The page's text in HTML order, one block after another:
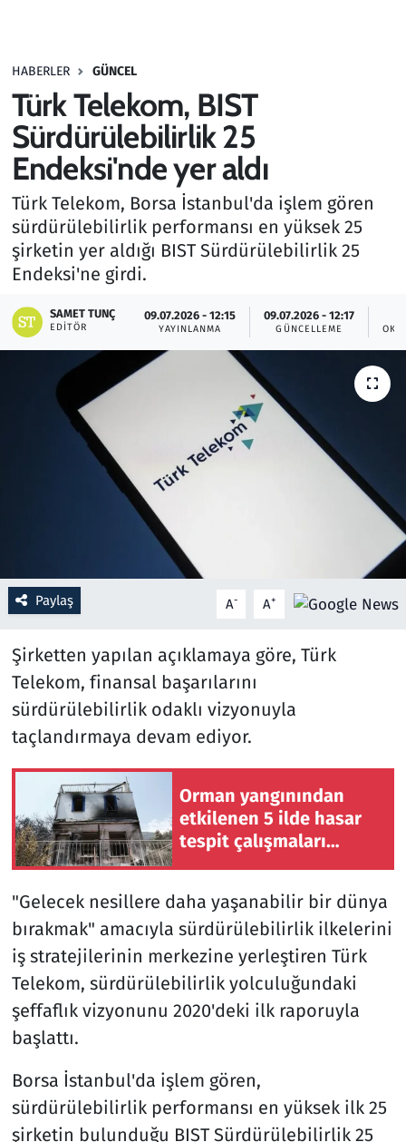
HABERLER GÜNCEL
Türk Telekom, BIST
Sürdürülebilirlik 25
Endeksi'nde yer aldı
Türk Telekom, Borsa İstanbul'da işlem gören
sürdürülebilirlik performansı en yüksek 25
şirketin yer aldığı BIST Sürdürülebilirlik 25
Endeksi'ne girdi.
SAMET TUNÇ
EDITÖR
09.07.2026 - 12:15
YAYINLANMA
09.07.2026 - 12:17
GÜNCELLEME
Paylaş A- A+
Şirketten yapılan açıklamaya göre, Türk
Telekom, finansal başarılarını
sürdürülebilirlik odaklı vizyonuyla
taçlandırmaya devam ediyor.
Orman yangınından
etkilenen 5 ilde hasar
tespit çalışmaları
"Gelecek nesillere daha yaşanabilir bir dünya
bırakmak" amacıyla sürdürülebilirlik ilkelerini
iş stratejilerinin merkezine yerleştiren Türk
Telekom, sürdürülebilirlik yolculuğundaki
şeffaflık vizyonunu 2020'deki ilk raporuyla
başlattı.
Borsa İstanbul'da işlem gören,
sürdürülebilirlik performansı en yüksek ilk 25
şirketin bulunduğu BIST Sürdürülebilirlik 25
Haber
Kültür Sanat
Kurumsal Haberler
Lezzet Durağı
Memur ve Kamu
Otomobil
Oyun
Ramazan
Resmi İlanlar
Rüya Tabirleri
Savunma Sanayi
Spor
Teknoloji ve Bilim
Televizyon